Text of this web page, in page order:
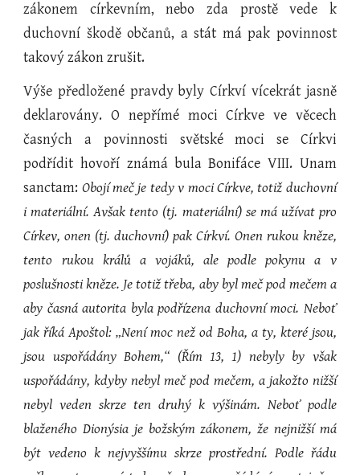
zákonem církevním, nebo zda prostě vede k
duchovní škodě občanů, a stát má pak povinnost
takový zákon zrušit.
Výše předložené pravdy byly Církví vícekrát jasně
deklarovány. O nepřímé moci Církve ve věcech
časných a povinnosti světské moci se Církvi
podřídit hovoří známá bula Bonifáce VIII. Unam
sanctam: Obojí meč je tedy v moci Církve, totiž duchovní
i materiální. Avšak tento (tj. materiální) se má užívat pro
Církev, onen (tj. duchovní) pak Církví. Onen rukou kněze,
tento rukou králů a vojáků, ale podle pokynu a v
poslušnosti kněze. Je totiž třeba, aby byl meč pod mečem a
aby časná autorita byla podřízena duchovní moci. Neboť
jak říká Apoštol: „Není moc než od Boha, a ty, které jsou,
jsou uspořádány Bohem,“ (Řím 13, 1) nebyly by však
uspořádány, kdyby nebyl meč pod mečem, a jakožto nižší
nebyl veden skrze ten druhý k výšinám. Neboť podle
blaženého Dionýsia je božským zákonem, že nejnižší má
být vedeno k nejvyššímu skrze prostřední. Podle řádu